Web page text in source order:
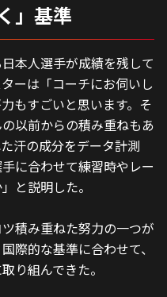
」基準
本人選手が成績を残して
ーは「コーチにお伺いし
もすごいと思います。そ
以前からの積み重ねもあ
汗の成分をデータ計測
に合わせて練習時やレー
と説明した。
積み重ねた努力の一つが
際的な基準に合わせて、
り組んできた。